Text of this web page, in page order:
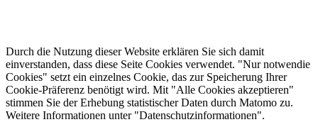
Durch die Nutzung dieser Website erklären Sie sich damit
einverstanden, dass diese Seite Cookies verwendet. "Nur notwendie
Cookies" setzt ein einzelnes Cookie, das zur Speicherung Ihrer
Cookie-Präferenz benötigt wird. Mit "Alle Cookies akzeptieren"
stimmen Sie der Erhebung statistischer Daten durch Matomo zu.
Weitere Informationen unter "Datenschutzinformationen".